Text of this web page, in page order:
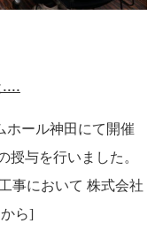
ホール神田にて開催
授与を行いました。
事において 株式会社
ら]